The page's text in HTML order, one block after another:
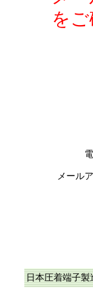
を
メール
日本圧着端子製